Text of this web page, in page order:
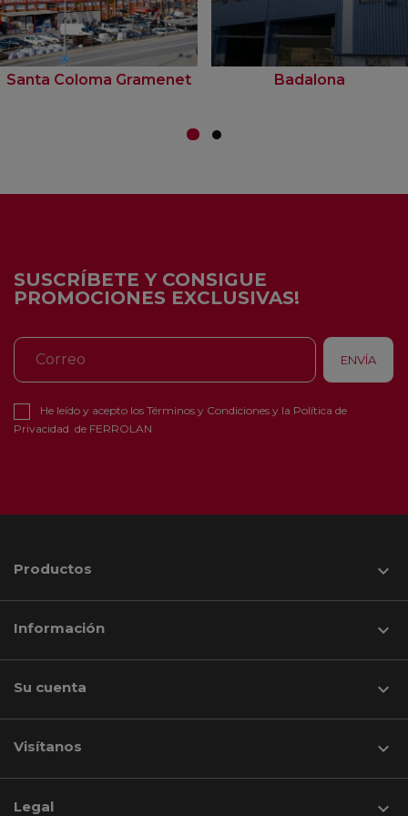
Santa Coloma Gramenet Badalona
SUSCRÍBETE Y CONSIGUE
PROMOCIONES EXCLUSIVAS!
He leído y acepto los Términos y Condiciones y la Política de
Privacidad de FERROLAN
Productos 
Información 
Su cuenta 
Visítanos keyboard_arrow_down
Legal 